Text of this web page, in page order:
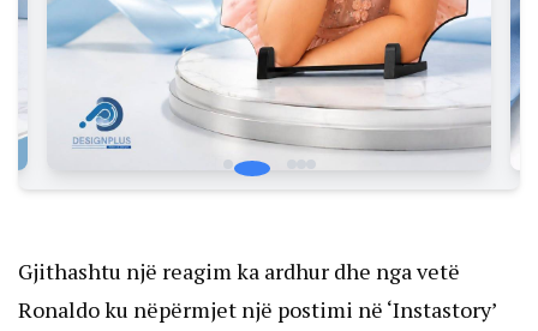
Gjithashtu një reagim ka ardhur dhe nga vetë
Ronaldo ku nëpërmjet një postimi në ‘Instastory’